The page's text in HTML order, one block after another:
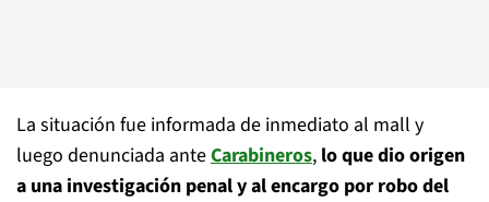
La situación fue informada de inmediato al mall y
luego denunciada anteCarabineros, lo que dio origen
a una investigación penal y al encargo por robo del